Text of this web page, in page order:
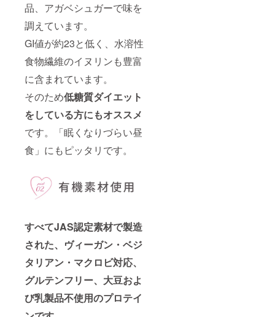
品、アガベシュガーで味を
調えています。
GI値が約23と低く、水溶性
食物繊維のイヌリンも豊富
に含まれています。
そのため低糖質ダイエット
をしている方にもオススメ
です。「眠くなりづらい昼
食」にもピッタリです。
すべてJAS認定素材で製造
された、ヴィーガン・ベジ
タリアン・マクロビ対応、
グルテンフリー、大豆およ
び乳製品不使用のプロテイ